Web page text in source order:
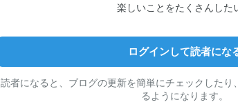
楽しいことをたくさんした
ログインして読者にな
読者になると、ブログの更新を簡単にチェックしたり
るようになります。